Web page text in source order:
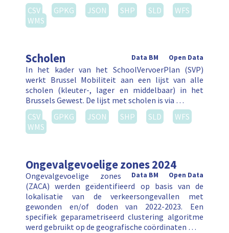
CSV
GPKG JSON SHP SLD
WFS
WMS
Scholen Open Data
Data BM
In het kader van het SchoolVervoerPlan (SVP)
werkt Brussel Mobiliteit aan een lijst van alle
scholen (kleuter-, lager en middelbaar) in het
Brussels Gewest. De lijst met scholen is via …
CSV
GPKG JSON SHP SLD
WFS
WMS
Ongevalgevoelige zones 2024
Open Data
Data BM
Ongevalgevoelige zones
(ZACA) werden geïdentifieerd op basis van de
lokalisatie van de verkeersongevallen met
gewonden en/of doden van 2022-2023. Een
specifiek geparametriseerd clustering algoritme
werd gebruikt op de geografische coördinaten …